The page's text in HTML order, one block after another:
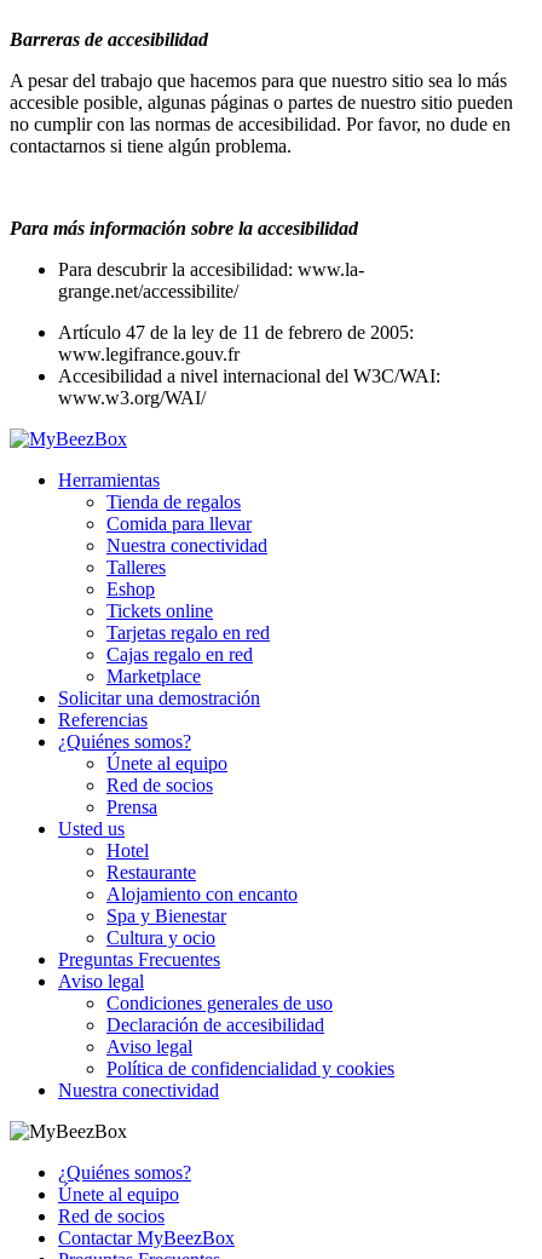
Barreras de accesibilidad
A pesar del trabajo que hacemos para que nuestro sitio sea lo más
accesible posible, algunas páginas o partes de nuestro sitio pueden
no cumplir con las normas de accesibilidad. Por favor, no dude en
contactarnos si tiene algún problema.
Para más información sobre la accesibilidad
Para descubrir la accesibilidad: www.la-
grange.net/accessibilite/
Artículo 47 de la ley de 11 de febrero de 2005:
www.legifrance.gouv.fr
Accesibilidad a nivel internacional del W3C/WAI:
www.w3.org/WAI/
Herramientas
Tienda de regalos
Comida para llevar
Nuestra conectividad
Talleres
Eshop
Tickets online
Tarjetas regalo en red
Cajas regalo en red
Marketplace
Solicitar una demostración
Referencias
¿Quiénes somos?
Únete al equipo
Red de socios
Prensa
Usted us
Hotel
Restaurante
Alojamiento con encanto
Spa y Bienestar
Cultura y ocio
Preguntas Frecuentes
Aviso legal
Condiciones generales de uso
Declaración de accesibilidad
Aviso legal
Política de confidencialidad y cookies
Nuestra conectividad
¿Quiénes somos?
Únete al equipo
Red de socios
Contactar MyBeezBox